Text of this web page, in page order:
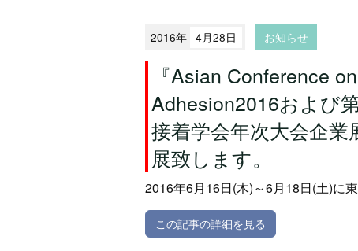
2016年 4月28日 お知らせ
『Asian Conference on
Adhesion2016および
接着学会年次大会企業
展致します。
2016年6月16日(木)～6月18日(土)に
この記事の詳細を見る